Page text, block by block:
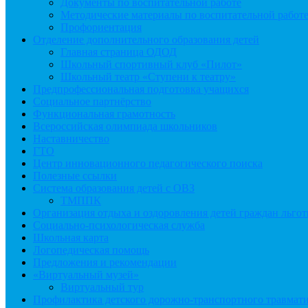
Документы по воспитательной работе
Методические материалы по воспитательной работе
Профориентация
Отделение дополнительного образования детей
Главная страница ОДОД
Школьный спортивный клуб «Пилот»
Школьный театр «Ступени к театру»
Предпрофессиональная подготовка учащихся
Социальное партнёрство
Функциональная грамотность
Всероссийская олимпиада школьников
Наставничество
ГТО
Центр инновационного педагогического поиска
Полезные ссылки
Система образования детей с ОВЗ
ТМППК
Организация отдыха и оздоровления детей граждан
Социально-психологическая служба
Школьная карта
Логопедическая помощь
Предложения и рекомендации
«Виртуальный музей»
Виртуальный тур
Профилактика детского дорожно-транспортного